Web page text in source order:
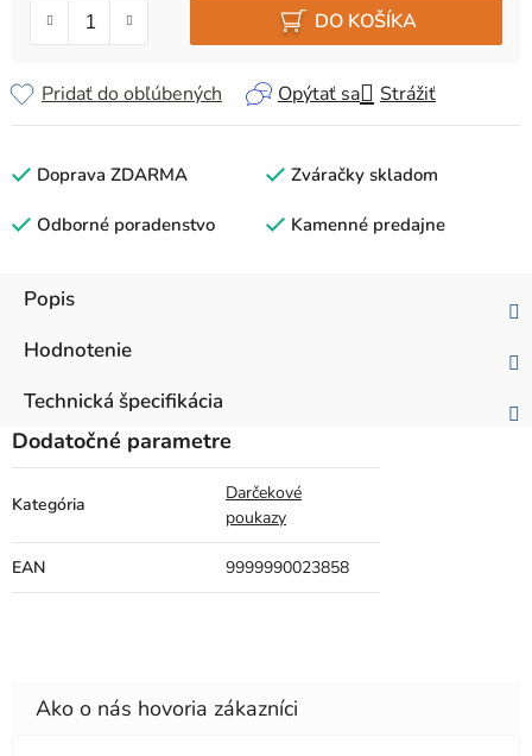
DO KOŠÍKA
Opýtať sa Strážiť
Pridať do obľúbených
Doprava ZDARMA Zváračky skladom
Odborné poradenstvo Kamenné predajne
Popis
Hodnotenie
Technická špecifikácia
Dodatočné parametre
Kategória
Darčekové
poukazy
EAN 9999990023858